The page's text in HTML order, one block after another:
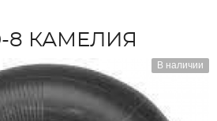
8 КАМЕЛИЯ
В наличии